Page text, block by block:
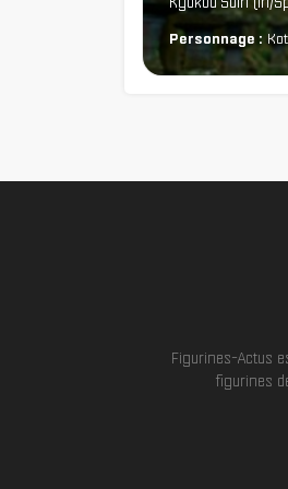
Personnage :
Figurines-Actus
figurines